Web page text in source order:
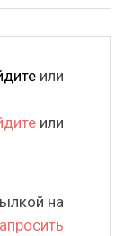
или
или
на